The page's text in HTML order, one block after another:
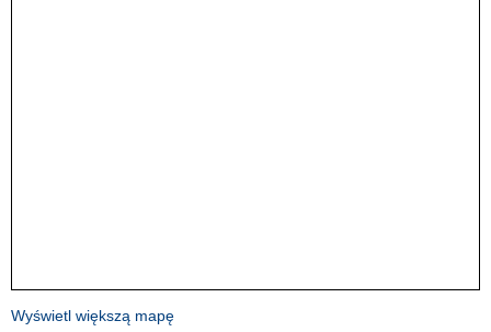
Wyświetl większą mapę